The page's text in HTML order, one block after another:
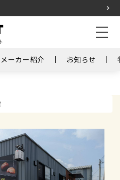
メーカー紹介 お知らせ